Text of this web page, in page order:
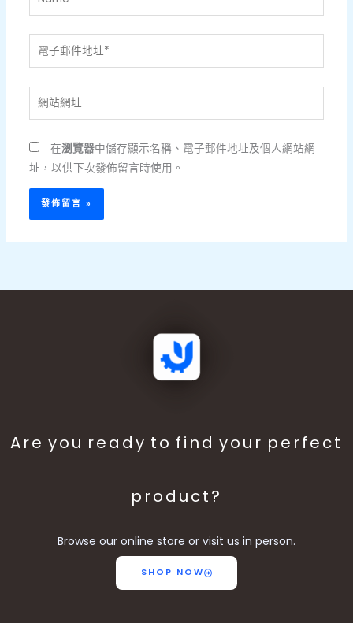
電
件
地
址
*
址
在瀏覽器中儲存顯示名稱、電子郵件地址及個人網站網
址，以供下次發佈留言時使用。
Are you ready to find your perfect
product?
Browse our online store or visit us in person.
SHOP NOW